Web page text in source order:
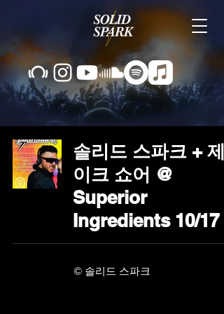
솔리드 스파크 + 제
이크 쇼어 @
Superior
Ingredients 10/17
© 솔리드 스파크